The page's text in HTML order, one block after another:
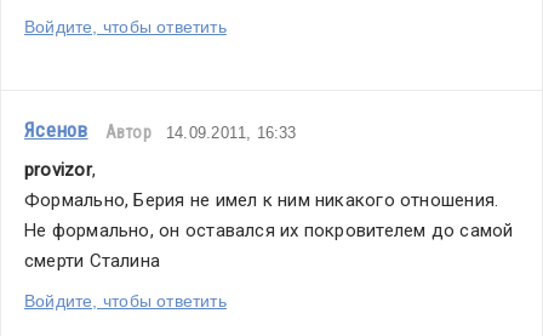
Войдите, чтобы ответить
Ясенов Автор 14.09.2011, 16:33
provizor,
Формально, Берия не имел к ним никакого отношения.
Не формально, он оставался их покровителем до самой
смерти Сталина
Войдите, чтобы ответить